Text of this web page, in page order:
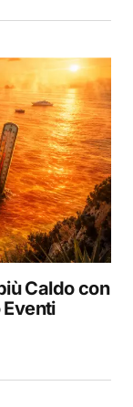
Caldo con